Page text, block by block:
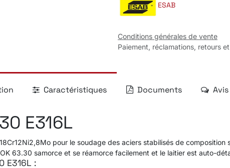
ESAB
Conditions générales de vente
Paiement, réclamations, retours
Caractéristiques Documents
E316L
pour le soudage des aciers stabilisés de composition
63.30 samorce et se réamorce facilement et le laitier est auto-
E316L :